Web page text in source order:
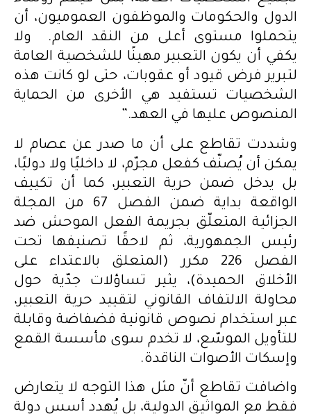
الدول والحكومات والموظفون العموميون، أن
يتحملوا مستوى أعلى من النقد العام. ولا
يكفي أن يكون التعبير مهينًا للشخصية العامة
لتبرير فرض قيود أو عقوبات، حتى لو كانت هذه
الشخصيات تستفيد هي الأخرى من الحماية
المنصوص عليها في العهد.”
وشددت تقاطع على أن ما صدر عن عصام لا
يمكن أن يُصنّف كفعل مجرّم، لا داخليًا ولا دوليًا،
بل يدخل ضمن حرية التعبير، كما أن تكييف
الواقعة بداية ضمن الفصل 67 من المجلة
الجزائية المتعلّق بجريمة الفعل الموحش ضد
رئيس الجمهورية، ثم لاحقًا تصنيفها تحت
الفصل 226 مكرر (المتعلق بالاعتداء على
الأخلاق الحميدة)، يثير تساؤلات جدّية حول
محاولة الالتفاف القانوني لتقييد حرية التعبير،
عبر استخدام نصوص قانونية فضفاضة وقابلة
للتأويل الموسّع، لا تخدم سوى مأسسة القمع
وإسكات الأصوات الناقدة.
واضافت تقاطع أنّ مثل هذا التوجه لا يتعارض
فقط مع المواثيق الدولية، بل يُهدد أسس دولة